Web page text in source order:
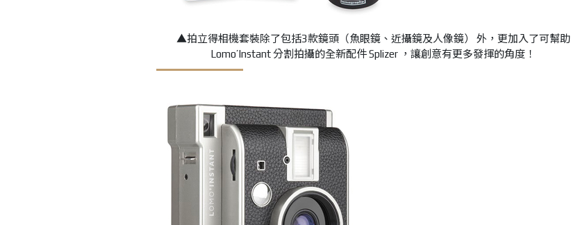
▲拍立得相機套裝除了包括3款鏡頭（魚眼鏡、近攝鏡及人像鏡） 外，更加入了可幫助
Lomo’Instant 分割拍攝的全新配件 Splizer ，讓創意有更多發揮的角度！